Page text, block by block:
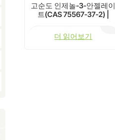
고순도 인제놀-3-안젤레이
트(CAS 75567-37-2) |
더 읽어보기